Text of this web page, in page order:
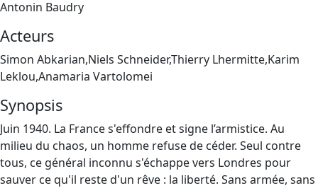
Antonin Baudry
Acteurs
Simon Abkarian,Niels Schneider,Thierry Lhermitte,Karim
Leklou,Anamaria Vartolomei
Synopsis
Juin 1940. La France s'effondre et signe l’armistice. Au
milieu du chaos, un homme refuse de céder. Seul contre
tous, ce général inconnu s'échappe vers Londres pour
sauver ce qu'il reste d'un rêve : la liberté. Sans armée, sans